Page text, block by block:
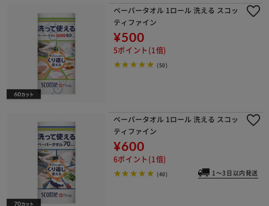
ペーパータオル 1ロール 洗える スコッ
ティファイン
¥500
5ポイント(1倍)
(50)
ペーパータオル 1ロール 洗える スコッ
ティファイン
¥600
6ポイント(1倍)
(40) 1～3日以内発送